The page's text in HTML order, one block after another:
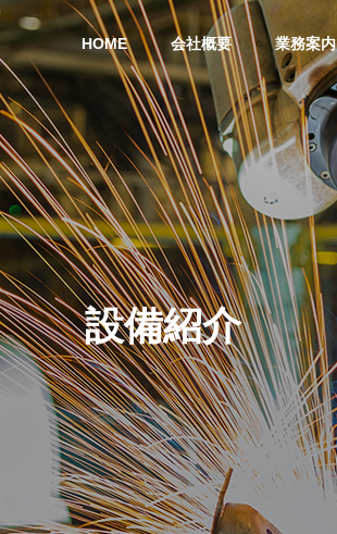
HOME 会社概要 業務案内
設備紹介